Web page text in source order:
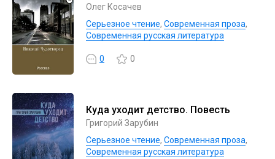
Олег Косачев
Серьезное чтение, Современная проза,
Современная русская литература
0 0
Куда уходит детство. Повесть
Григорий Зарубин
Серьезное чтение, Современная проза,
Современная русская литература